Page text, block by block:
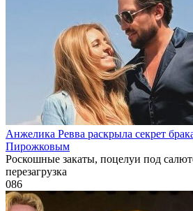
Анжелика Ревва раскрыла секрет
Пирожковым
Роскошные закаты, поцелуи под
перезагрузка
086